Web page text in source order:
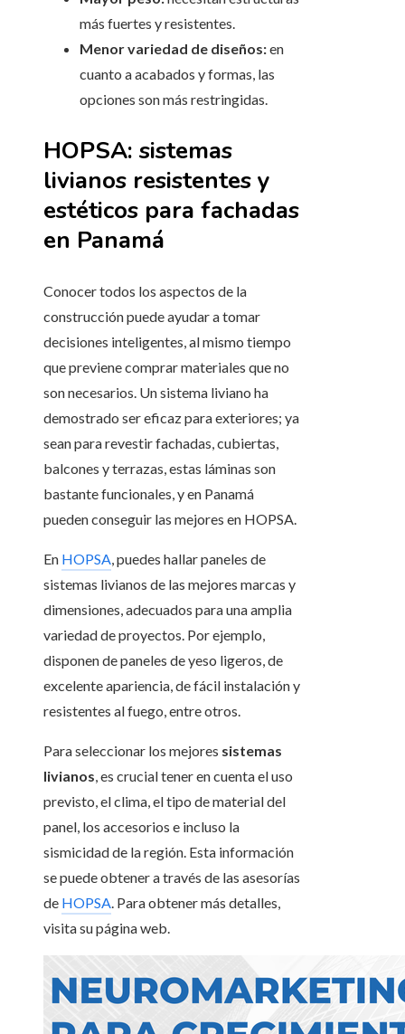
más fuertes y resistentes.
Menor variedad de diseños:en
cuanto a acabados y formas, las
opciones son más restringidas.
HOPSA: sistemas
livianos resistentes y
estéticos para fachadas
en Panamá
Conocer todos los aspectos de la
construcción puede ayudar a tomar
decisiones inteligentes, al mismo tiempo
que previene comprar materiales que no
son necesarios. Un sistema liviano ha
demostrado ser eficaz para exteriores; ya
sean para revestir fachadas, cubiertas,
balcones y terrazas, estas láminas son
bastante funcionales, y en Panamá
pueden conseguir las mejores en HOPSA.
En HOPSA , puedes hallar paneles de
sistemas livianos de las mejores marcas y
dimensiones, adecuados para una amplia
variedad de proyectos. Por ejemplo,
disponen de paneles de yeso ligeros, de
excelente apariencia, de fácil instalación y
resistentes al fuego, entre otros.
Para seleccionar los mejores sistemas
livianos , es crucial tener en cuenta el uso
previsto, el clima, el tipo de material del
panel, los accesorios e incluso la
sismicidad de la región. Esta información
se puede obtener a través de las asesorías
de HOPSA . Para obtener más detalles,
visita su página web.